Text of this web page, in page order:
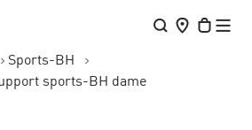
Sports-BH
sports-BH dame